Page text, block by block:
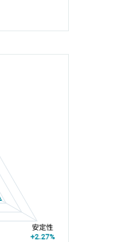
安定性
+2.27%